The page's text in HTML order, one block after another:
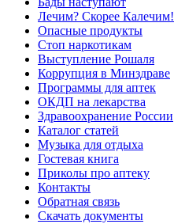
Лечим? Скорее Калечим!
Опасные продукты
Стоп наркотикам
Выступление Рошаля
Коррупция в Минздраве
Программы для аптек
ОКДП на лекарства
Здравоохранение России
Каталог статей
Музыка для отдыха
Гостевая книга
Приколы про аптеку
Контакты
Обратная связь
Скачать документы